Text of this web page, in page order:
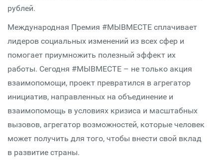
рублей.
Международная Премия #МЫВМЕСТЕ сплачивает
лидеров социальных изменений из всех сфер и
помогает приумножить полезный эффект их
работы. Сегодня #МЫВМЕСТЕ – не только акция
взаимопомощи, проект превратился в агрегатор
инициатив, направленных на объединение и
взаимопомощь в условиях кризиса и масштабных
вызовов, агрегатор возможностей, которые человек
может получить для того, чтобы внести свой вклад
в развитие страны.